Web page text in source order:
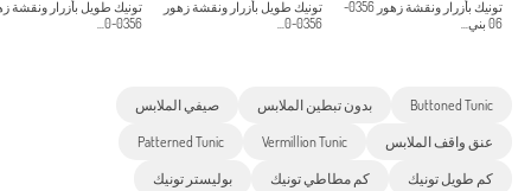
تونيك بأزرار ونقشة زهور 0356-
06 بني...
تونيك طويل بأزرار ونقشة زهور
0356-0...
تونيك طويل بأزرار ونقشة
0356-0...
Buttoned Tunic بدون تبطين الملابس صيفي الملابس
عنق واقف الملابس Vermillion Tunic
Patterned Tunic
كم طويل تونيك كم مطاطي تونيك بوليستر تونيك